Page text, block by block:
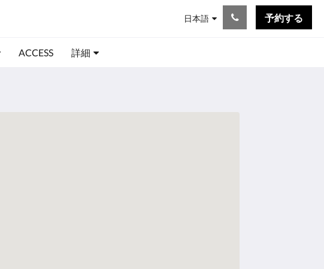
日本語 予約する
ACCESS 詳細